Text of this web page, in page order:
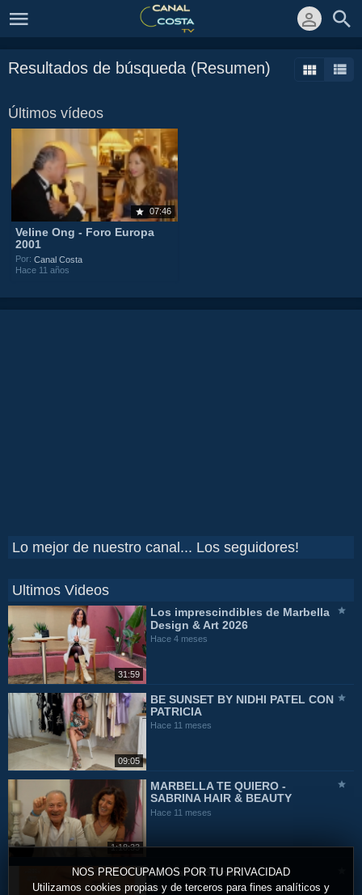
NOS PREOCUPAMOS POR TU PRIVACIDAD
Utilizamos cookies propias y de terceros para fines analíticos y
Resultados de búsqueda (Resumen)
Últimos vídeos
07:46
Veline Ong - Foro Europa
2001
Por:Canal Costa
Hace 11 años
Lo mejor de nuestro canal... Los seguidores!
Ultimos Videos
31:59
Los imprescindibles de Marbella
Design & Art 2026
Hace 4 meses
09:05
BE SUNSET BY NIDHI PATEL CON
PATRICIA
Hace 11 meses
1:18:33
MARBELLA TE QUIERO -
SABRINA HAIR & BEAUTY
Hace 11 meses
La Masai Blanca
Hace 11 meses